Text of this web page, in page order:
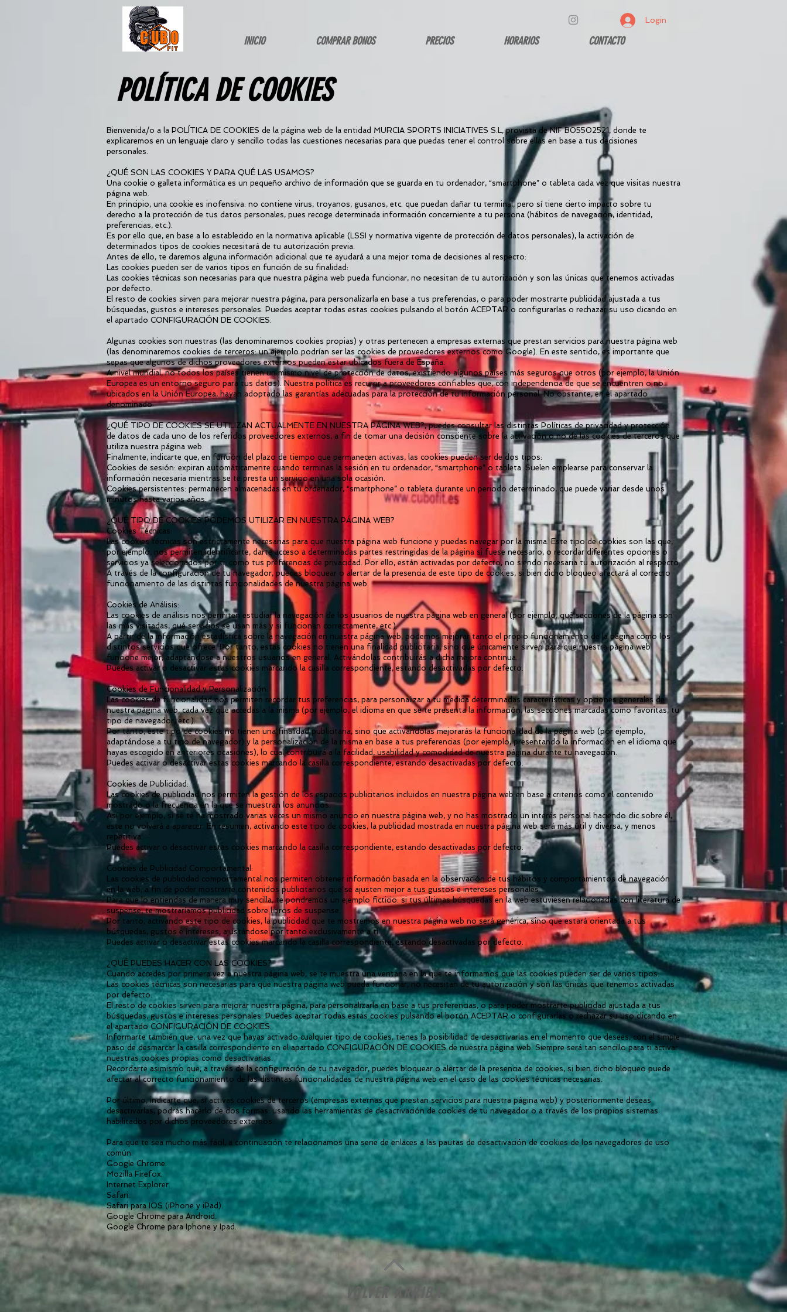
INICIO COMPRAR BONOS PRECIOS HORARIOS CONTACTO
Login
POLÍTICA DE COOKIES
Bienvenida/o a la POLÍTICA DE COOKIES de la página web de la entidad MURCIA SPORTS INICIATIVES S.L, provista de NIF B05502521, donde te
explicaremos en un lenguaje claro y sencillo todas las cuestiones necesarias para que puedas tener el control sobre ellas en base a tus decisiones
personales.
¿QUÉ SON LAS COOKIES Y PARA QUÉ LAS USAMOS?
Una cookie o galleta informática es un pequeño archivo de información que se guarda en tu ordenador, “smartphone” o tableta cada vez que visitas nuestra
página web.
En principio, una cookie es inofensiva: no contiene virus, troyanos, gusanos, etc. que puedan dañar tu terminal, pero sí tiene cierto impacto sobre tu
derecho a la protección de tus datos personales, pues recoge determinada información concerniente a tu persona (hábitos de navegación, identidad,
preferencias, etc.).
Es por ello que, en base a lo establecido en la normativa aplicable (LSSI y normativa vigente de protección de datos personales), la activación de
determinados tipos de cookies necesitará de tu autorización previa.
Antes de ello, te daremos alguna información adicional que te ayudará a una mejor toma de decisiones al respecto:
Las cookies pueden ser de varios tipos en función de su finalidad:
Las cookies técnicas son necesarias para que nuestra página web pueda funcionar, no necesitan de tu autorización y son las únicas que tenemos activadas
por defecto.
El resto de cookies sirven para mejorar nuestra página, para personalizarla en base a tus preferencias, o para poder mostrarte publicidad ajustada a tus
búsquedas, gustos e intereses personales. Puedes aceptar todas estas cookies pulsando el botón ACEPTAR o configurarlas o rechazar su uso clicando en
el apartado CONFIGURACIÓN DE COOKIES.
Algunas cookies son nuestras (las denominaremos cookies propias) y otras pertenecen a empresas externas que prestan servicios para nuestra página web
(las denominaremos cookies de terceros: un ejemplo podrían ser las cookies de proveedores externos como Google). En este sentido, es importante que
sepas que algunos de dichos proveedores externos pueden estar ubicados fuera de España.
A nivel mundial, no todos los países tienen un mismo nivel de protección de datos, existiendo algunos países más seguros que otros (por ejemplo, la Unión
Europea es un entorno seguro para tus datos). Nuestra política es recurrir a proveedores confiables que, con independencia de que se encuentren o no
ubicados en la Unión Europea, hayan adoptado las garantías adecuadas para la protección de tu información personal. No obstante, en el apartado
denominado
¿QUÉ TIPO DE COOKIES SE UTILIZAN ACTUALMENTE EN NUESTRA PÁGINA WEB?, puedes consultar las distintas Políticas de privacidad y protección
de datos de cada uno de los referidos proveedores externos, a fin de tomar una decisión consciente sobre la activación o no de las cookies de terceros que
utiliza nuestra página web.
Finalmente, indicarte que, en función del plazo de tiempo que permanecen activas, las cookies pueden ser de dos tipos:
Cookies de sesión: expiran automáticamente cuando terminas la sesión en tu ordenador, “smartphone” o tableta. Suelen emplearse para conservar la
información necesaria mientras se te presta un servicio en una sola ocasión.
Cookies persistentes: permanecen almacenadas en tu ordenador, “smartphone” o tableta durante un periodo determinado, que puede variar desde unos
minutos hasta varios años.
¿QUÉ TIPO DE COOKIES PODEMOS UTILIZAR EN NUESTRA PÁGINA WEB?
Cookies Técnicas:
Las cookies técnicas son estrictamente necesarias para que nuestra página web funcione y puedas navegar por la misma. Este tipo de cookies son las que,
por ejemplo, nos permiten identificarte, darte acceso a determinadas partes restringidas de la página si fuese necesario, o recordar diferentes opciones o
servicios ya seleccionados por ti, como tus preferencias de privacidad. Por ello, están activadas por defecto, no siendo necesaria tu autorización al respecto.
A través de la configuración de tu navegador, puedes bloquear o alertar de la presencia de este tipo de cookies, si bien dicho bloqueo afectará al correcto
funcionamiento de las distintas funcionalidades de nuestra página web.
Cookies de Análisis:
Las cookies de análisis nos permiten estudiar la navegación de los usuarios de nuestra página web en general (por ejemplo, qué secciones de la página son
las más visitadas, qué servicios se usan más y si funcionan correctamente, etc.).
A partir de la información estadística sobre la navegación en nuestra página web, podemos mejorar tanto el propio funcionamiento de la página como los
distintos servicios que ofrece. Por tanto, estas cookies no tienen una finalidad publicitaria, sino que únicamente sirven para que nuestra página web
funcione mejor, adaptándose a nuestros usuarios en general. Activándolas contribuirás a dicha mejora continua.
Puedes activar o desactivar estas cookies marcando la casilla correspondiente, estando desactivadas por defecto.
Cookies de Funcionalidad y Personalización:
Las cookies de funcionalidad nos permiten recordar tus preferencias, para personalizar a tu medida determinadas características y opciones generales de
nuestra página web, cada vez que accedas a la misma (por ejemplo, el idioma en que se te presenta la información, las secciones marcadas como favoritas, tu
tipo de navegador, etc.).
Por tanto, este tipo de cookies no tienen una finalidad publicitaria, sino que activándolas mejorarás la funcionalidad de la página web (por ejemplo,
adaptándose a tu tipo de navegador) y la personalización de la misma en base a tus preferencias (por ejemplo, presentando la información en el idioma que
hayas escogido en anteriores ocasiones), lo cual contribuirá a la facilidad, usabilidad y comodidad de nuestra página durante tu navegación.
Puedes activar o desactivar estas cookies marcando la casilla correspondiente, estando desactivadas por defecto.
Cookies de Publicidad:
Las cookies de publicidad nos permiten la gestión de los espacios publicitarios incluidos en nuestra página web en base a criterios como el contenido
mostrado o la frecuencia en la que se muestran los anuncios.
Así por ejemplo, si se te ha mostrado varias veces un mismo anuncio en nuestra página web, y no has mostrado un interés personal haciendo clic sobre él,
este no volverá a aparecer. En resumen, activando este tipo de cookies, la publicidad mostrada en nuestra página web será más útil y diversa, y menos
repetitiva.
Puedes activar o desactivar estas cookies marcando la casilla correspondiente, estando desactivadas por defecto.
Cookies de Publicidad Comportamental:
Las cookies de publicidad comportamental nos permiten obtener información basada en la observación de tus hábitos y comportamientos de navegación
en la web, a fin de poder mostrarte contenidos publicitarios que se ajusten mejor a tus gustos e intereses personales.
Para que lo entiendas de manera muy sencilla, te pondremos un ejemplo ficticio: si tus últimas búsquedas en la web estuviesen relacionadas con literatura de
suspense, te mostraríamos publicidad sobre libros de suspense.
Por tanto, activando este tipo de cookies, la publicidad que te mostremos en nuestra página web no será genérica, sino que estará orientada a tus
búsquedas, gustos e intereses, ajustándose por tanto exclusivamente a ti.
Puedes activar o desactivar estas cookies marcando la casilla correspondiente, estando desactivadas por defecto.
¿QUÉ PUEDES HACER CON LAS COOKIES?
Cuando accedes por primera vez a nuestra página web, se te muestra una ventana en la que te informamos que las cookies pueden ser de varios tipos:
Las cookies técnicas son necesarias para que nuestra página web pueda funcionar, no necesitan de tu autorización y son las únicas que tenemos activadas
por defecto.
El resto de cookies sirven para mejorar nuestra página, para personalizarla en base a tus preferencias, o para poder mostrarte publicidad ajustada a tus
búsquedas, gustos e intereses personales. Puedes aceptar todas estas cookies pulsando el botón ACEPTAR o configurarlas o rechazar su uso clicando en
el apartado CONFIGURACIÓN DE COOKIES.
Informarte también que, una vez que hayas activado cualquier tipo de cookies, tienes la posibilidad de desactivarlas en el momento que desees, con el simple
paso de desmarcar la casilla correspondiente en el apartado CONFIGURACIÓN DE COOKIES de nuestra página web. Siempre será tan sencillo para ti activar
nuestras cookies propias como desactivarlas.
Recordarte asimismo que, a través de la configuración de tu navegador, puedes bloquear o alertar de la presencia de cookies, si bien dicho bloqueo puede
afectar al correcto funcionamiento de las distintas funcionalidades de nuestra página web en el caso de las cookies técnicas necesarias.
Por último, indicarte que, si activas cookies de terceros (empresas externas que prestan servicios para nuestra página web) y posteriormente deseas
desactivarlas, podrás hacerlo de dos formas: usando las herramientas de desactivación de cookies de tu navegador o a través de los propios sistemas
habilitados por dichos proveedores externos.
Para que te sea mucho más fácil, a continuación te relacionamos una serie de enlaces a las pautas de desactivación de cookies de los navegadores de uso
común:
Google Chrome.
Mozilla Firefox.
Internet Explorer.
Safari.
Safari para IOS (iPhone y iPad).
Google Chrome para Android.
Google Chrome para Iphone y Ipad.
VOLVER ARRIBA